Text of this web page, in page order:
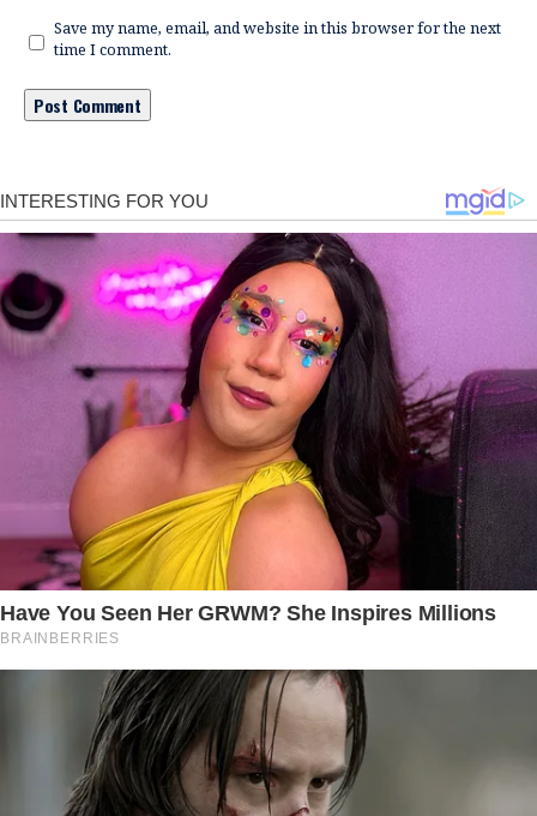
Save my name, email, and website in this browser for the next
time I comment.